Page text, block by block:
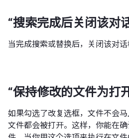
“搜索完成后关闭该对
当完成搜索或替换后，关闭该对话
“保持修改的文件为打
如果勾选了改复选框，文件不会
文件都会被打开。这样，你能在